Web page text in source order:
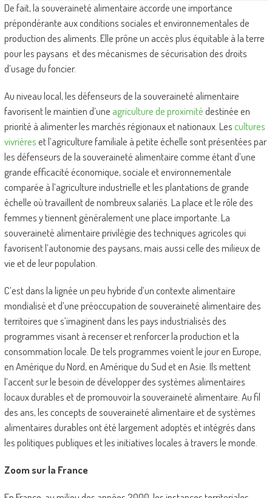
De fait, la souveraineté alimentaire accorde une importance
prépondérante aux conditions sociales et environnementales de
production des aliments. Elle prône un accès plus équitable à la terre
pour les paysans et des mécanismes de sécurisation des droits
d’usage du foncier.
Au niveau local, les défenseurs de la souveraineté alimentaire
favorisent le maintien d’une agriculture de proximitédestinée en
priorité à alimenter les marchés régionaux et nationaux. Lescultures
vivrièreset l’agriculture familiale à petite échelle sont présentées par
les défenseurs de la souveraineté alimentaire comme étant d’une
grande efficacité économique, sociale et environnementale
comparée à l’agriculture industrielle et les plantations de grande
échelle où travaillent de nombreux salariés. La place et le rôle des
femmes y tiennent généralement une place importante. La
souveraineté alimentaire privilégie des techniques agricoles qui
favorisent l’autonomie des paysans, mais aussi celle des milieux de
vie et de leur population.
C’est dans la lignée un peu hybride d’un contexte alimentaire
mondialisé et d’une préoccupation de souveraineté alimentaire des
territoires que s’imaginent dans les pays industrialisés des
programmes visant à recenser et renforcer la production et la
consommation locale. De tels programmes voient le jour en Europe,
en Amérique du Nord, en Amérique du Sud et en Asie. Ils mettent
l’accent sur le besoin de développer des systèmes alimentaires
locaux durables et de promouvoir la souveraineté alimentaire. Au fil
des ans, les concepts de souveraineté alimentaire et de systèmes
alimentaires durables ont été largement adoptés et intégrés dans
les politiques publiques et les initiatives locales à travers le monde.
Zoom sur la France